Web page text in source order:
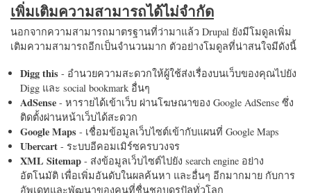
เพิ่มเติมความสามารถได้ไม่จำกัด
นอกจากความสามารถมาตรฐานที่ว่ามาแล้ว Drupal ยังมีโมดูลเพิ่ม
เติมความสามารถอีกเป็นจำนวนมาก ตัวอย่างโมดูลที่น่าสนใจมีดังนี้
Digg this - อำนวยความสะดวกให้ผู้ใช้ส่งเรื่องบนเว็บของคุณไปยัง
Digg และ social bookmark อื่นๆ
AdSense - หารายได้เข้าเว็บ ผ่านโฆษณาของ Google AdSense ซึ่ง
ติดตั้งผ่านหน้าเว็บได้สะดวก
Google Maps - เชื่อมข้อมูลเว็บไซต์เข้ากับแผนที่ Google Maps
Ubercart - ระบบอีคอมเมิร์ซครบวงจร
XML Sitemap - ส่งข้อมูลเว็บไซต์ไปยัง search engine อย่าง
อัตโนมัติ เพื่อเพิ่มอันดับในผลค้นหา และอื่นๆ อีกมากมาย กับการ
อัพเดทและพัฒนาของคนที่ชื่นชอบดรูปัลทั่วโลก